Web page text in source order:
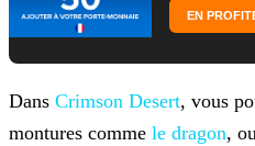
EN
Dans Crimson Desert, vous
montures comme le dragon,